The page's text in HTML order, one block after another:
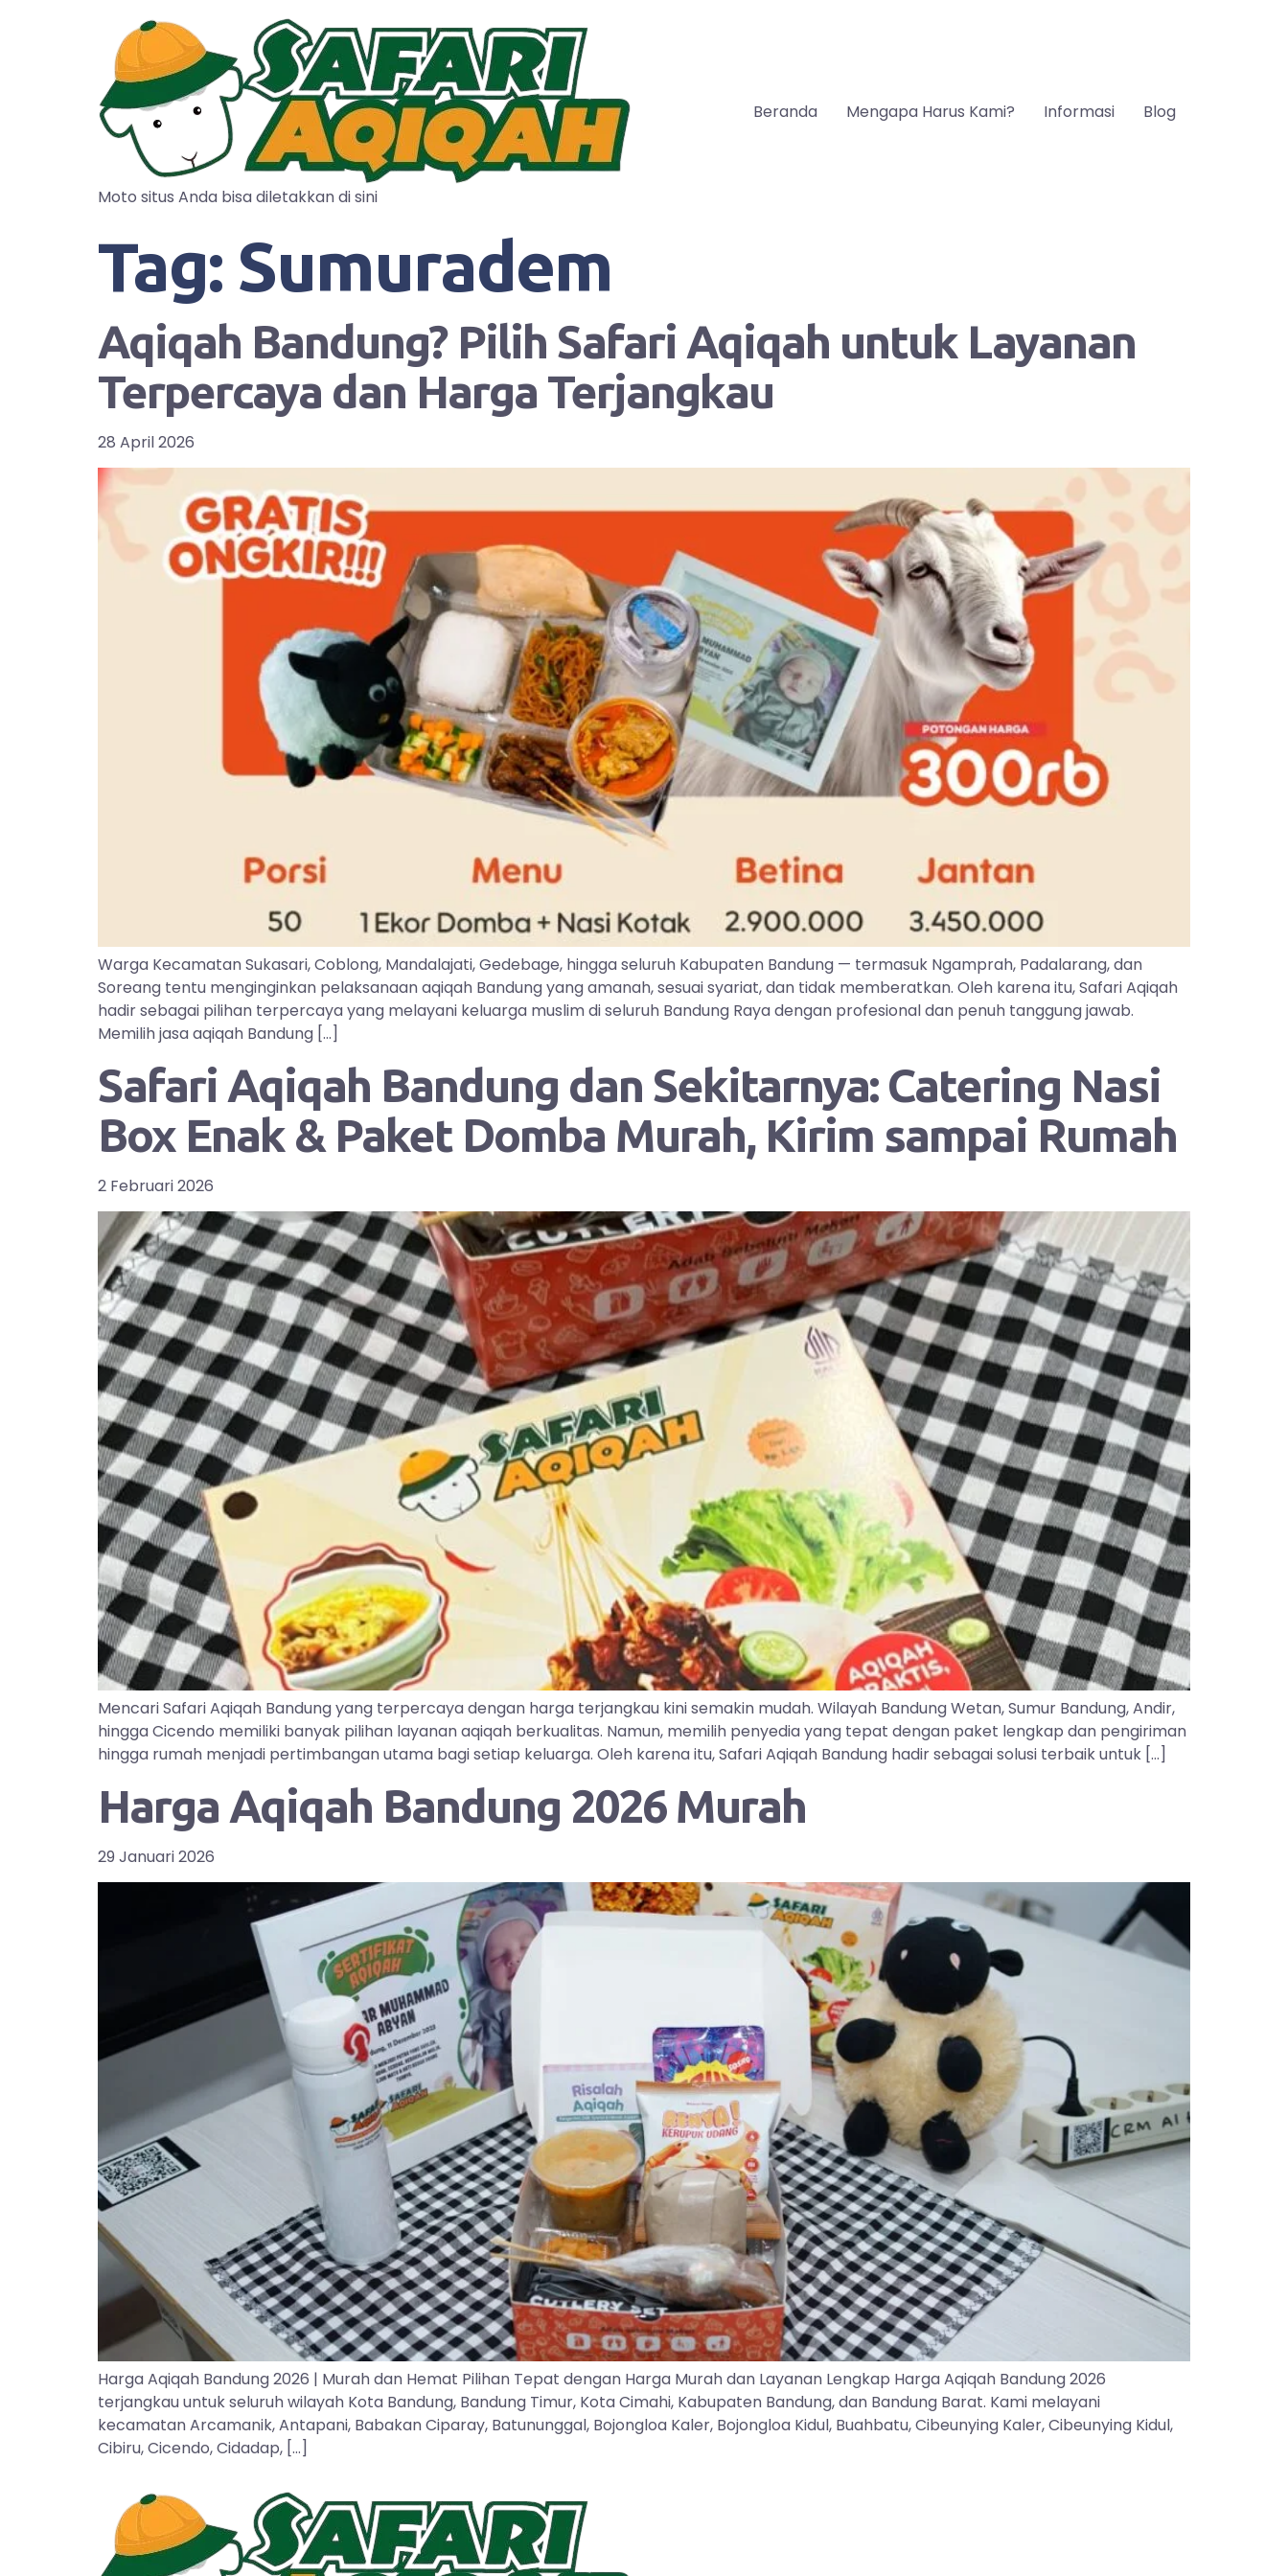
Moto situs Anda bisa diletakkan di sini
Beranda Mengapa Harus Kami? Informasi Blog
Tag: Sumuradem
Aqiqah Bandung? Pilih Safari Aqiqah untuk Layanan
Terpercaya dan Harga Terjangkau
28 April 2026
Warga Kecamatan Sukasari, Coblong, Mandalajati, Gedebage, hingga seluruh Kabupaten Bandung — termasuk Ngamprah, Padalarang, dan
Soreang tentu menginginkan pelaksanaan aqiqah Bandung yang amanah, sesuai syariat, dan tidak memberatkan. Oleh karena itu, Safari Aqiqah
hadir sebagai pilihan terpercaya yang melayani keluarga muslim di seluruh Bandung Raya dengan profesional dan penuh tanggung jawab.
Memilih jasa aqiqah Bandung […]
Safari Aqiqah Bandung dan Sekitarnya: Catering Nasi
Box Enak & Paket Domba Murah, Kirim sampai Rumah
2 Februari 2026
Mencari Safari Aqiqah Bandung yang terpercaya dengan harga terjangkau kini semakin mudah. Wilayah Bandung Wetan, Sumur Bandung, Andir,
hingga Cicendo memiliki banyak pilihan layanan aqiqah berkualitas. Namun, memilih penyedia yang tepat dengan paket lengkap dan pengiriman
hingga rumah menjadi pertimbangan utama bagi setiap keluarga. Oleh karena itu, Safari Aqiqah Bandung hadir sebagai solusi terbaik untuk […]
Harga Aqiqah Bandung 2026 Murah
29 Januari 2026
Harga Aqiqah Bandung 2026 | Murah dan Hemat Pilihan Tepat dengan Harga Murah dan Layanan Lengkap Harga Aqiqah Bandung 2026
terjangkau untuk seluruh wilayah Kota Bandung, Bandung Timur, Kota Cimahi, Kabupaten Bandung, dan Bandung Barat. Kami melayani
kecamatan Arcamanik, Antapani, Babakan Ciparay, Batununggal, Bojongloa Kaler, Bojongloa Kidul, Buahbatu, Cibeunying Kaler, Cibeunying Kidul,
Cibiru, Cicendo, Cidadap, […]